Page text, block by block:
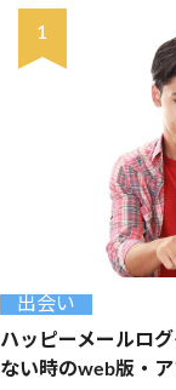
出会い
ハッピーメールロ
ない時のweb版・